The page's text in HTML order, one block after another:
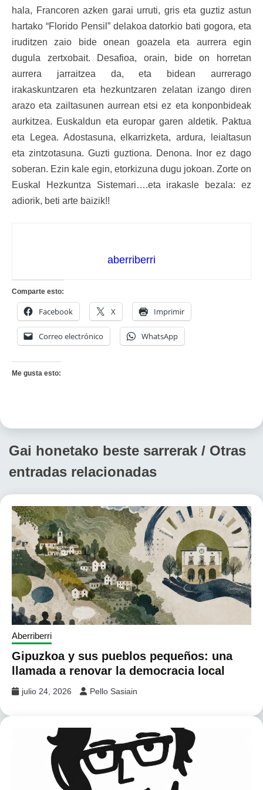
hala, Francoren azken garai urruti, gris eta guztiz astun
hartako “Florido Pensil” delakoa datorkio bati gogora, eta
iruditzen zaio bide onean goazela eta aurrera egin
dugula zertxobait. Desafioa, orain, bide on horretan
aurrera jarraitzea da, eta bidean aurrerago
irakaskuntzaren eta hezkuntzaren zelatan izango diren
arazo eta zailtasunen aurrean etsi ez eta konponbideak
aurkitzea. Euskaldun eta europar garen aldetik. Paktua
eta Legea. Adostasuna, elkarrizketa, ardura, leialtasun
eta zintzotasuna. Guzti guztiona. Denona. Inor ez dago
soberan. Ezin kale egin, etorkizuna dugu jokoan. Zorte on
Euskal Hezkuntza Sistemari….eta irakasle bezala: ez
adiorik, beti arte baizik!!
aberriberri
Comparte esto:
Facebook X Imprimir
Correo electrónico WhatsApp
Me gusta esto:
Gai honetako beste sarrerak / Otras
entradas relacionadas
Aberriberri
Gipuzkoa y sus pueblos pequeños: una
llamada a renovar la democracia local
julio 24, 2026 Pello Sasiain